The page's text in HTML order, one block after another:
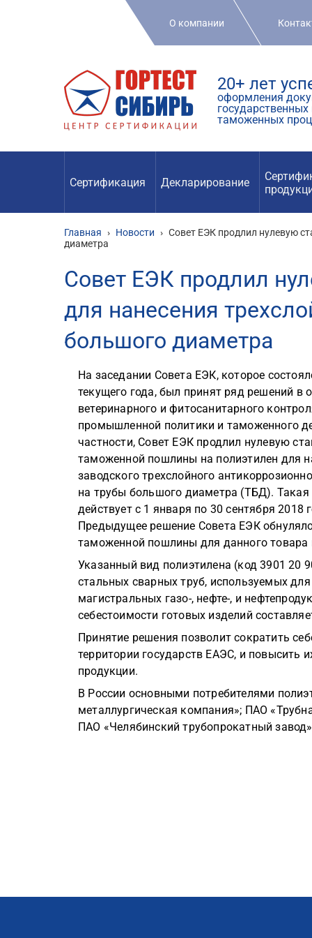
О компании
20+ лет
оформления
таможенных
Сертификация Декларирование
Главная › Новости › Совет ЕЭК продлил нулевую
диаметра
Совет ЕЭК продлил
для нанесения
большого диаметра
На заседании Совета ЕЭК, которое
текущего года, был принят ряд решений в
ветеринарного и фитосанитарного
промышленной политики и таможенного
частности, Совет ЕЭК продлил нулевую
таможенной пошлины на полиэтилен для
заводского трехслойного
на трубы большого диаметра (ТБД). Такая
действует с 1 января по 30 сентября 2018
Предыдущее решение Совета ЕЭК
таможенной пошлины для данного товара
Указанный вид полиэтилена (код 3901 20
стальных сварных труб, используемых
магистральных газо-, нефте-, и
себестоимости готовых изделий
Принятие решения позволит сократить
территории государств ЕАЭС, и повысить
продукции.
В России основными потребителями
металлургическая компания»; ПАО
ПАО «Челябинский трубопрокатный